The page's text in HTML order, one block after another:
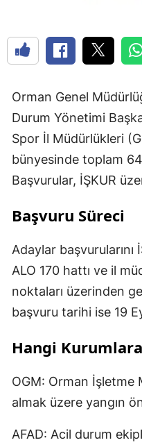
Orman Genel
Durum Yönetimi
Spor İl Müdürlükleri
bünyesinde toplam
Başvurular, İŞKUR
Başvuru Süreci
Adaylar başvurularını
ALO 170 hattı ve il
noktaları üzerinden
başvuru tarihi ise 19
Hangi Kurumlara
OGM: Orman İşletme
almak üzere yangın
AFAD: Acil durum